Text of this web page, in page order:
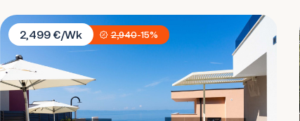
Villa Mandala
2,499 €/Wk
2,940-15%